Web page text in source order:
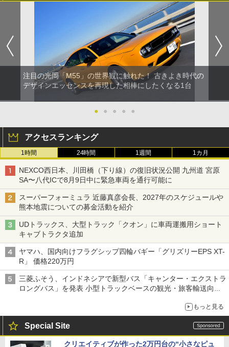
注目の光岡「M55」の世界観に触れた！ 古きよき時代の
デザインエッセンスを再現した相棒にしたくなる1台
● ● ● ● ●
アクセスランキング
1時間 24時間 1週間 1カ月
NEXCO西日本、川田橋（下り線）の復旧状況公開 九州道 宮原
SA〜八代ICで8月9日中に緊急車両を通行可能に
スーパーフォーミュラ 近藤真彦会長、2027年のスケジュールや
熊本地震についての募金活動を紹介
UDトラックス、大型トラック「クオン」に車両運搬用ショート
キャブトラクタ追加
ヤマハ、国内向けフラグシップ四輪バギー「グリズリーEPS XT-
R」 価格220万円
三菱ふそう、インドネシアで新型バス「キャンター・エクストラ
ロングバス」を発表 小型トラックベースの観光・旅客輸送向け
もっと見る
Special Site
クリエイティブが作った2万円台の“小さなピュ